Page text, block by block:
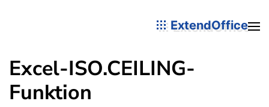
ExtendOffice
Excel-ISO.CEILING-
Funktion